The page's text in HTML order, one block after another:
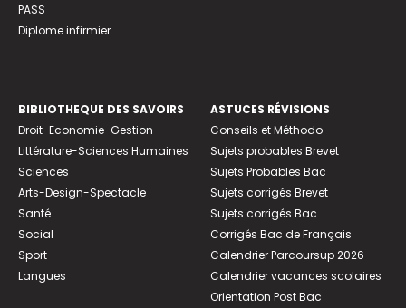
PASS
Diplome infirmier
BIBLIOTHEQUE DES SAVOIRS
Droit-Economie-Gestion
Littérature-Sciences Humaines
Sciences
Arts-Design-Spectacle
Santé
Social
Sport
Langues
ASTUCES RÉVISIONS
Conseils et Méthodo
Sujets probables Brevet
Sujets Probables Bac
Sujets corrigés Brevet
Sujets corrigés Bac
Corrigés Bac de Français
Calendrier Parcoursup 2026
Calendrier vacances scolaires
Orientation Post Bac